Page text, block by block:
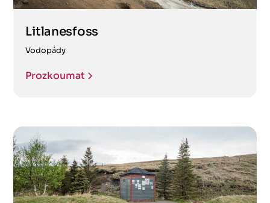
Litlanesfoss
Vodopády
Prozkoumat